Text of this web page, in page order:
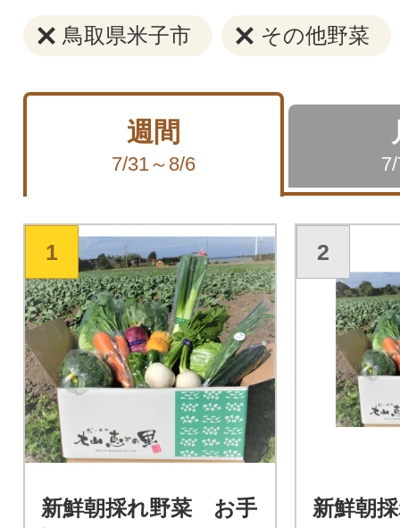
鳥取県米子市 その他野菜
週間
7/31～8/6
1
新鮮朝採れ野菜 お手
2
新鮮朝